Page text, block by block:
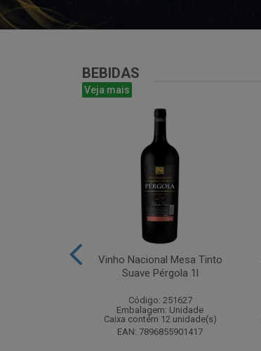
BEBIDAS
Veja mais
Vinho Nacional Mesa Tinto
Suave Pérgola 1l
Código: 251627
Embalagem: Unidade
Caixa contém 12 unidade(s)
EAN: 7896855901417